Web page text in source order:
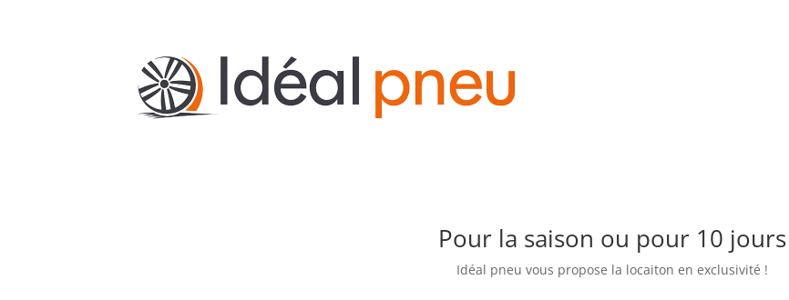
Pour la saison ou pour 10 jours
Idéal pneu vous propose la locaiton en exclusivité !